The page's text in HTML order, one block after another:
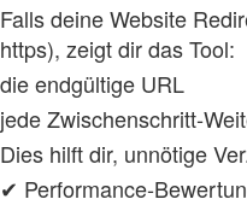
Falls deine Website
https), zeigt dir das Tool:
die endgültige URL
jede
Dies hilft dir, unnötige
✔